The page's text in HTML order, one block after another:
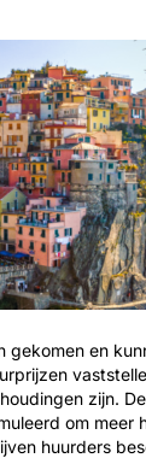
gekomen en
zijn.
om meer
huurders